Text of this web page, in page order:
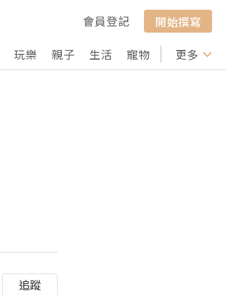
會員登記
開始撰寫
玩樂 親子 生活 寵物 行山 打卡
更多
追蹤